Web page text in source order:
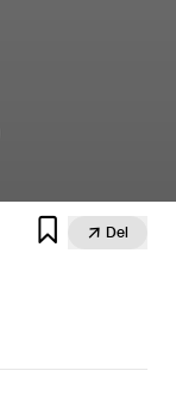
  Del